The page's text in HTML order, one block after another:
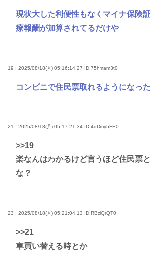
現状大した利便性もなくマイナ保険
療報酬が加算されてるだけや
19 : 2025/08/18(月) 05:16:14.27 ID:75hmam3t0
コンビニで住民票取れるようになっ
21 : 2025/08/18(月) 05:17:21.34 ID:4dDmy5FE0
>>19
楽なんはわかるけど言うほど住民票
な？
23 : 2025/08/18(月) 05:21:04.13 ID:RBzlQrQT0
>>21
車買い替える時とか